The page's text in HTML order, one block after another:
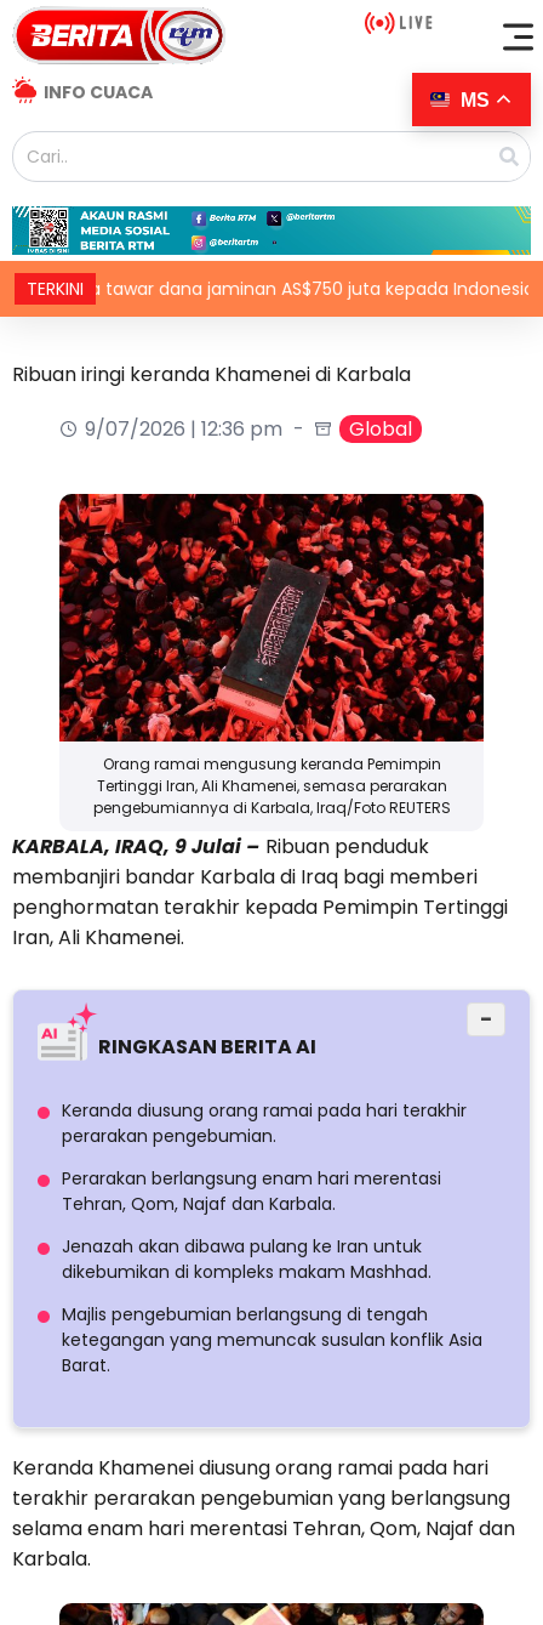
INFO CUACA
TERKINI
tawar dana jaminan AS$750 juta kepada Indonesia bantu
Ribuan iringi keranda Khamenei di Karbala
9/07/2026 | 12:36 pm
Global
Orang ramai mengusung keranda Pemimpin
Tertinggi Iran, Ali Khamenei, semasa perarakan
pengebumiannya di Karbala, Iraq/Foto REUTERS
KARBALA, IRAQ, 9 Julai – Ribuan penduduk
membanjiri bandar Karbala di Iraq bagi memberi
penghormatan terakhir kepada Pemimpin Tertinggi
Iran, Ali Khamenei.
RINGKASAN BERITA AI
−
Keranda diusung orang ramai pada hari terakhir
perarakan pengebumian.
Perarakan berlangsung enam hari merentasi
Tehran, Qom, Najaf dan Karbala.
Jenazah akan dibawa pulang ke Iran untuk
dikebumikan di kompleks makam Mashhad.
Majlis pengebumian berlangsung di tengah
ketegangan yang memuncak susulan konflik Asia
Barat.
Keranda Khamenei diusung orang ramai pada hari
terakhir perarakan pengebumian yang berlangsung
selama enam hari merentasi Tehran, Qom, Najaf dan
Karbala.
MS